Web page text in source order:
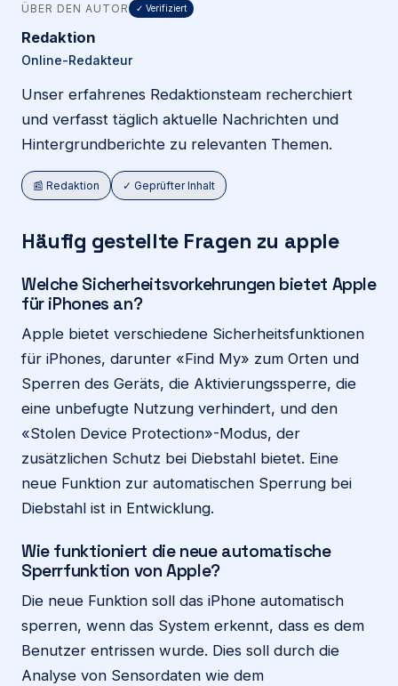
ÜBER DEN AUTOR ✓ Verifiziert
Redaktion
Online-Redakteur
Unser erfahrenes Redaktionsteam recherchiert
und verfasst täglich aktuelle Nachrichten und
Hintergrundberichte zu relevanten Themen.
📰 Redaktion ✓ Geprüfter Inhalt
Häufig gestellte Fragen zu apple
Welche Sicherheitsvorkehrungen bietet Apple
für iPhones an?
Apple bietet verschiedene Sicherheitsfunktionen
für iPhones, darunter «Find My» zum Orten und
Sperren des Geräts, die Aktivierungssperre, die
eine unbefugte Nutzung verhindert, und den
«Stolen Device Protection»-Modus, der
zusätzlichen Schutz bei Diebstahl bietet. Eine
neue Funktion zur automatischen Sperrung bei
Diebstahl ist in Entwicklung.
Wie funktioniert die neue automatische
Sperrfunktion von Apple?
Die neue Funktion soll das iPhone automatisch
sperren, wenn das System erkennt, dass es dem
Benutzer entrissen wurde. Dies soll durch die
Analyse von Sensordaten wie dem